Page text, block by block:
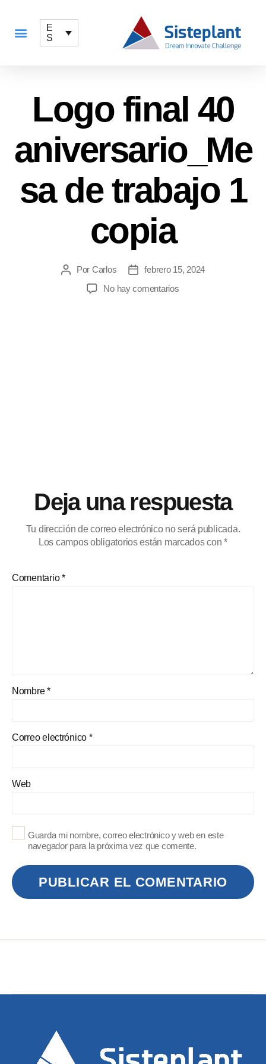
E
S
Logo final 40
aniversario_Me
sa de trabajo 1
copia
Por Carlos
febrero 15, 2024
No hay comentarios
Deja una respuesta
Tu dirección de correo electrónico no será publicada.
Los campos obligatorios están marcados con*
Comentario*
Nombre*
Correo electrónico *
Web
Guarda mi nombre, correo electrónico y web en este
navegador para la próxima vez que comente.